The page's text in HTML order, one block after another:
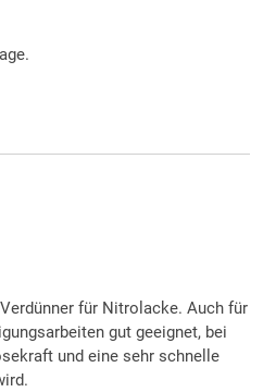
für Nitrolacke. Auch für
gut geeignet, bei
und eine sehr schnelle